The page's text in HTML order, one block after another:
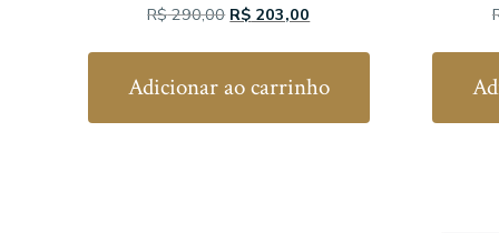
R$290,00 O
era:
R$ 290,00.
R$ 203,00
é:
R$ 203,00.
Adicionar ao carrinho